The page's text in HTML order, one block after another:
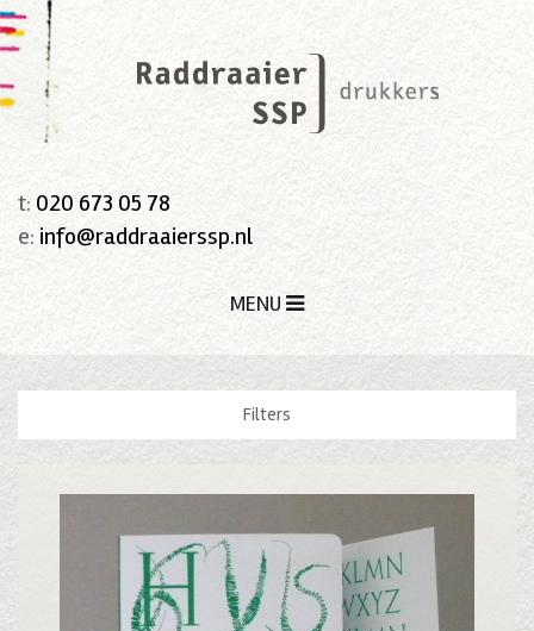
t: 020 673 05 78
e: info@raddraaierssp.nl
MENU
Filters